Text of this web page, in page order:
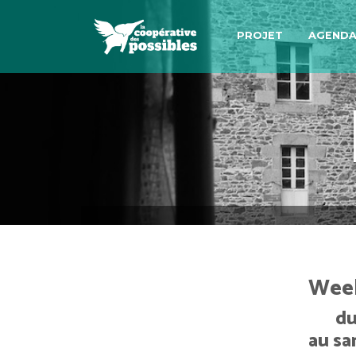
PROJET AGENDA
au